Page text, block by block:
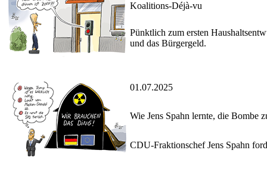
Koalitions-Déjà-vu
Pünktlich zum ersten
und das Bürgergeld.
01.07.2025
Wie Jens Spahn lernte, die Bombe
CDU-Fraktionschef Jens Spahn